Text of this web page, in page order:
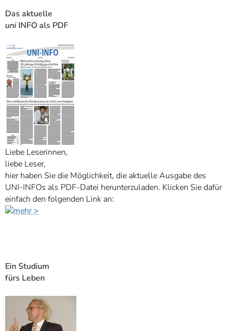
Das aktuelle
uni INFO als PDF
Liebe Leserinnen,
liebe Leser,
hier haben Sie die Möglichkeit, die aktuelle Ausgabe des
UNI-INFOs als PDF-Datei herunterzuladen. Klicken Sie dafür
einfach den folgenden Link an:
Ein Studium
fürs Leben